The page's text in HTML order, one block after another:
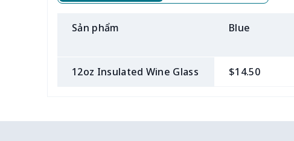
Sản phẩm Blue
12oz Insulated Wine Glass $14.50